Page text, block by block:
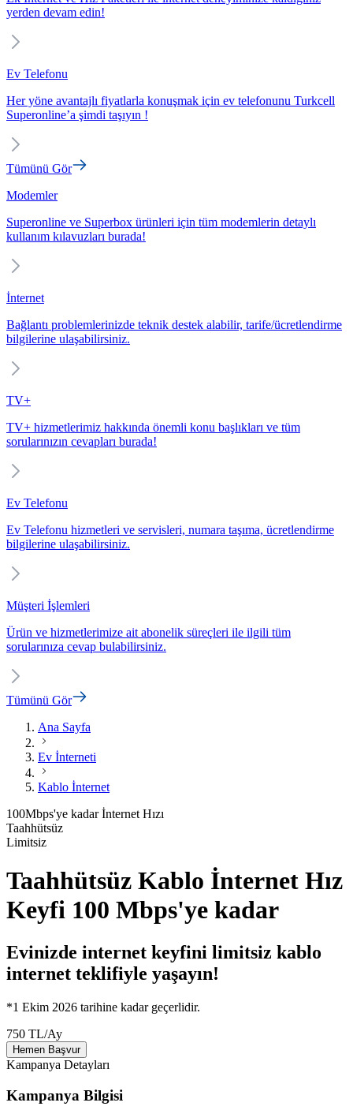
yerden devam edin!
Ev Telefonu
Her yöne avantajlı fiyatlarla konuşmak için ev telefonunu Turkcell
Superonline’a şimdi taşıyın !
Tümünü Gör
Modemler
Superonline ve Superbox ürünleri için tüm modemlerin detaylı
kullanım kılavuzları burada!
İnternet
Bağlantı problemlerinizde teknik destek alabilir, tarife/ücretlendirme
bilgilerine ulaşabilirsiniz.
TV+
TV+ hizmetlerimiz hakkında önemli konu başlıkları ve tüm
sorularınızın cevapları burada!
Ev Telefonu
Ev Telefonu hizmetleri ve servisleri, numara taşıma, ücretlendirme
bilgilerine ulaşabilirsiniz.
Müşteri İşlemleri
Ürün ve hizmetlerimize ait abonelik süreçleri ile ilgili tüm
sorularınıza cevap bulabilirsiniz.
Tümünü Gör
Ana Sayfa
Ev İnterneti
Kablo İnternet
100Mbps'ye kadar İnternet Hızı
Taahhütsüz
Limitsiz
Taahhütsüz Kablo İnternet Hız
Keyfi 100 Mbps'ye kadar
Evinizde internet keyfini limitsiz kablo
internet teklifiyle yaşayın!
*1 Ekim 2026 tarihine kadar geçerlidir.
750 TL/Ay
Hemen Başvur
Kampanya Detayları
Kampanya Bilgisi